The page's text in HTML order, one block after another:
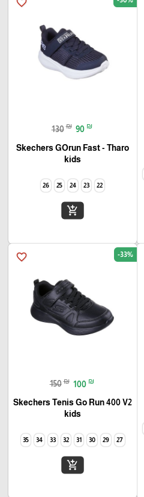
130 ₪ 90 ₪
Skechers GOrun Fast - Tharo
kids
22
23
24
25
26
add_shopping_cart
favorite_border -33%
150 ₪ 100 ₪
Skechers Tenis Go Run 400 V2
kids
27
29
30
31
32
33
34
35
add_shopping_cart